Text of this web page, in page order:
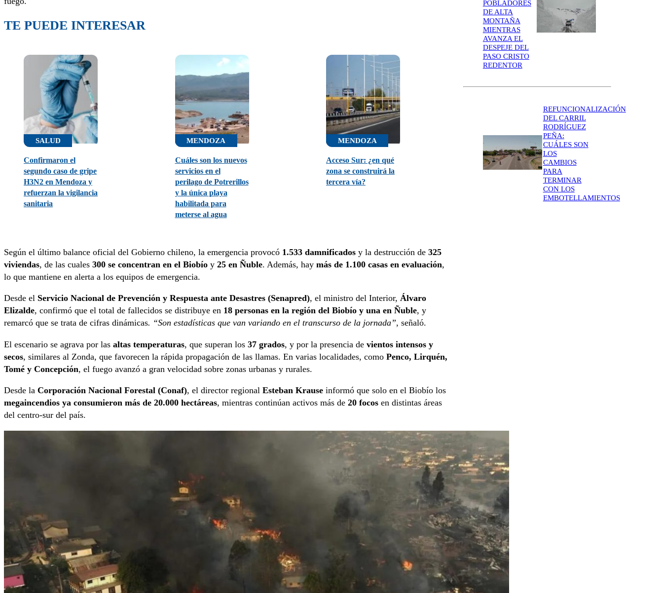
TE PUEDE INTERESAR
SALUD
Confirmaron el
segundo caso de gripe
H3N2 en Mendoza y
refuerzan la vigilancia
sanitaria
MENDOZA
Cuáles son los nuevos
servicios en el
perilago de Potrerillos
y la única playa
habilitada para
meterse al agua
MENDOZA
Acceso Sur: ¿en qué
zona se construirá la
tercera vía?
Según el último balance oficial del Gobierno chileno, la emergencia provocó 1.533 damnificados y la destrucción de 325
viviendas, de las cuales 300 se concentran en el Biobío y 25 en Ñuble. Además, hay más de 1.100 casas en evaluación,
lo que mantiene en alerta a los equipos de emergencia.
Desde el Servicio Nacional de Prevención y Respuesta ante Desastres (Senapred), el ministro del Interior, Álvaro
Elizalde, confirmó que el total de fallecidos se distribuye en 18 personas en la región del Biobío y una en Ñuble, y
remarcó que se trata de cifras dinámicas. “Son estadísticas que van variando en el transcurso de la jornada”, señaló.
El escenario se agrava por las altas temperaturas, que superan los 37 grados, y por la presencia de vientos intensos y
secos, similares al Zonda, que favorecen la rápida propagación de las llamas. En varias localidades, como Penco, Lirquén,
Tomé y Concepción, el fuego avanzó a gran velocidad sobre zonas urbanas y rurales.
Desde la Corporación Nacional Forestal (Conaf), el director regional Esteban Krause informó que solo en el Biobío los
megaincendios ya consumieron más de 20.000 hectáreas, mientras continúan activos más de 20 focos en distintas áreas
del centro-sur del país.
POBLADORES
DE ALTA
MONTAÑA
MIENTRAS
AVANZA EL
DESPEJE DEL
PASO CRISTO
REDENTOR
REFUNCIONALIZACIÓN
DEL CARRIL
RODRÍGUEZ
PEÑA:
CUÁLES SON
LOS
CAMBIOS
PARA
TERMINAR
CON LOS
EMBOTELLAMIENTOS